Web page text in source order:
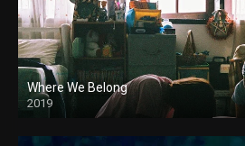
Where We Belong
2019